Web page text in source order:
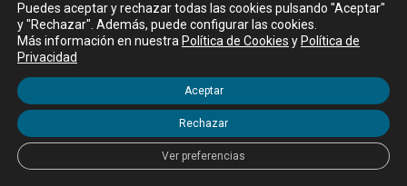
personas en situaciones graves en las que corre
peligro su vida. Está enfocado hacia el ámbito de las
urgencias/emergencias extrahospitalarias, donde
deben saber resolver cualquier situación que se le
presente desde el momento inicial de demanda de
atención hasta la resolución o transferencia al
hospital.
Puedes aceptar y rechazar todas las cookies pulsando "Aceptar"
y "Rechazar". Además, puede configurar las cookies.
Más información en nuestra Política de Cookies y Política de
Privacidad
Aceptar
Rechazar
Ver preferencias